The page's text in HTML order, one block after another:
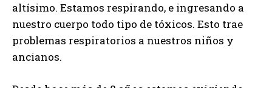
altísimo. Estamos respirando, e ingresando a
nuestro cuerpo todo tipo de tóxicos. Esto trae
problemas respiratorios a nuestros niños y
ancianos.